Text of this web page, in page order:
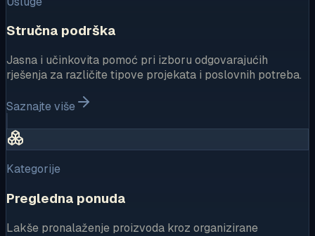
Stručna podrška
Jasna i učinkovita pomoć pri izboru odgovarajućih
rješenja za različite tipove projekata i poslovnih potreba.
Saznajte više
Kategorije
Pregledna ponuda
Lakše pronalaženje proizvoda kroz organizirane